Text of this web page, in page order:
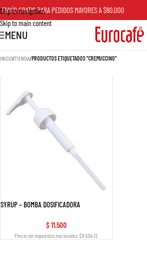
Skip to navigation
Skip to main content
PARA PEDIDOS MAYORES A $80.000
MENU
INICIO/TIENDA/PRODUCTOS ETIQUETADOS “CREMUCCINO”
SYRUP – BOMBA DOSIFICADORA
$ 11.500
Precio sin impuestos nacionales: $9.504,13